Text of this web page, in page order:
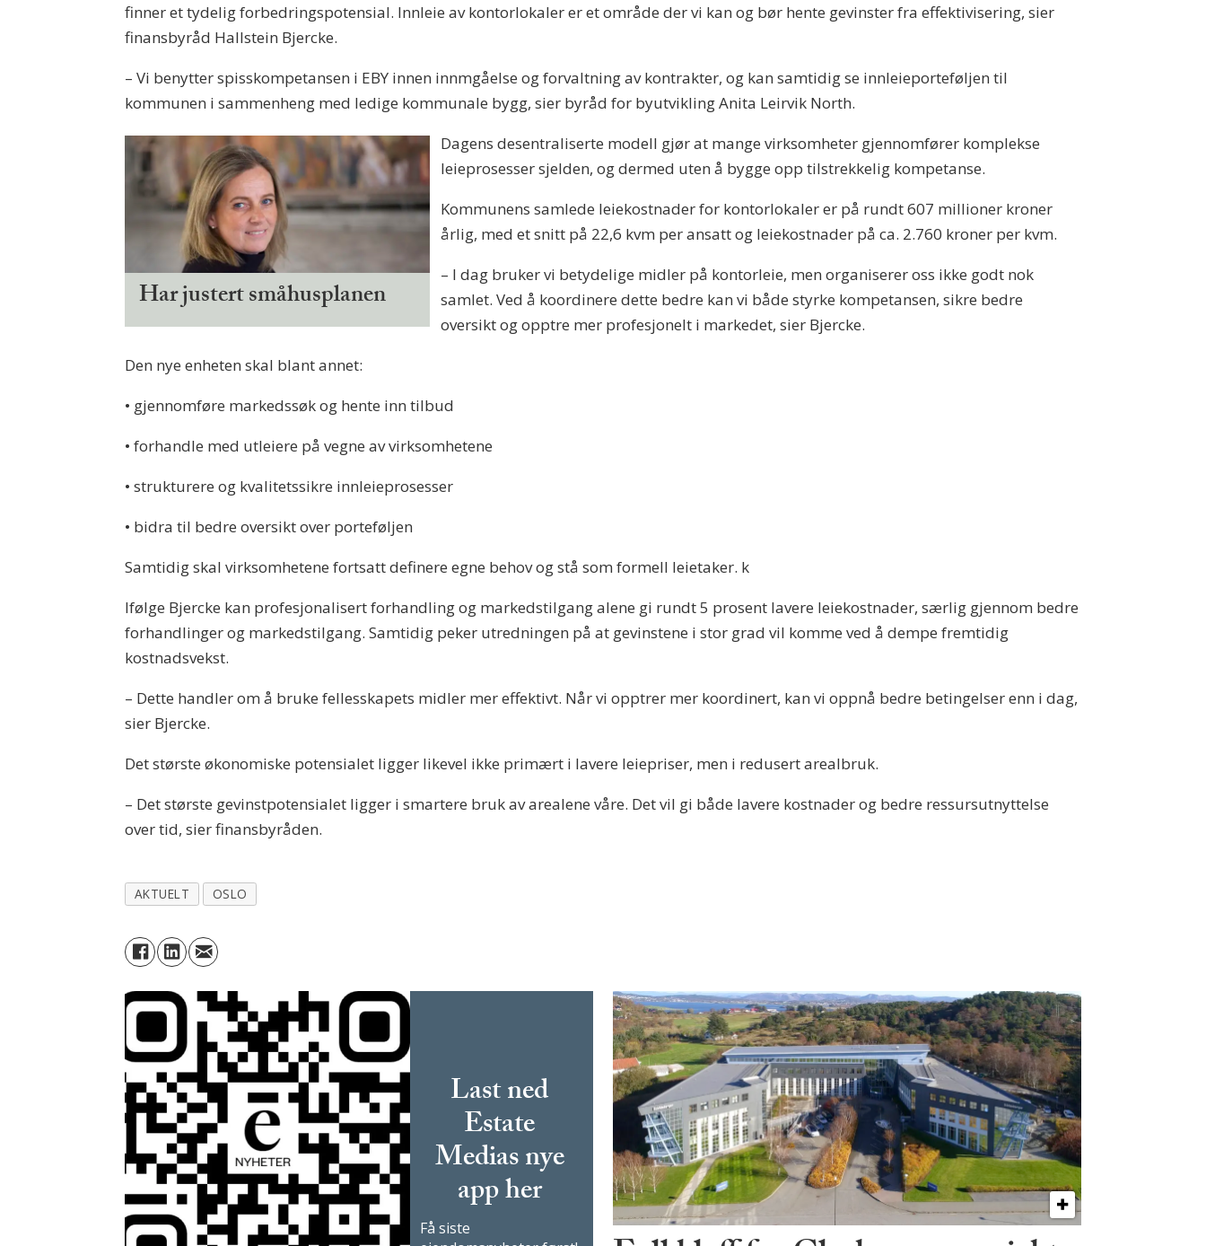
finner et tydelig forbedringspotensial. Innleie av kontorlokaler er et område der vi kan og bør hente gevinster fra effektivisering, sier
finansbyråd Hallstein Bjercke.
– Vi benytter spisskompetansen i EBY innen innmgåelse og forvaltning av kontrakter, og kan samtidig se innleieporteføljen til
kommunen i sammenheng med ledige kommunale bygg, sier byråd for byutvikling Anita Leirvik North.
Har justert småhusplanen
Dagens desentraliserte modell gjør at mange virksomheter gjennomfører komplekse
leieprosesser sjelden, og dermed uten å bygge opp tilstrekkelig kompetanse.
Kommunens samlede leiekostnader for kontorlokaler er på rundt 607 millioner kroner
årlig, med et snitt på 22,6 kvm per ansatt og leiekostnader på ca. 2.760 kroner per kvm.
– I dag bruker vi betydelige midler på kontorleie, men organiserer oss ikke godt nok
samlet. Ved å koordinere dette bedre kan vi både styrke kompetansen, sikre bedre
oversikt og opptre mer profesjonelt i markedet, sier Bjercke.
Den nye enheten skal blant annet:
• gjennomføre markedssøk og hente inn tilbud
• forhandle med utleiere på vegne av virksomhetene
• strukturere og kvalitetssikre innleieprosesser
• bidra til bedre oversikt over porteføljen
Samtidig skal virksomhetene fortsatt definere egne behov og stå som formell leietaker. k
Ifølge Bjercke kan profesjonalisert forhandling og markedstilgang alene gi rundt 5 prosent lavere leiekostnader, særlig gjennom bedre
forhandlinger og markedstilgang. Samtidig peker utredningen på at gevinstene i stor grad vil komme ved å dempe fremtidig
kostnadsvekst.
– Dette handler om å bruke fellesskapets midler mer effektivt. Når vi opptrer mer koordinert, kan vi oppnå bedre betingelser enn i dag,
sier Bjercke.
Det største økonomiske potensialet ligger likevel ikke primært i lavere leiepriser, men i redusert arealbruk.
– Det største gevinstpotensialet ligger i smartere bruk av arealene våre. Det vil gi både lavere kostnader og bedre ressursutnyttelse
over tid, sier finansbyråden.
AKTUELT OSLO
Last ned
Estate
Medias nye
app her
Få siste